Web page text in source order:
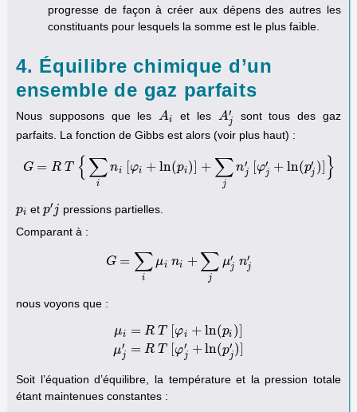
progresse de façon à créer aux dépens des autres les
constituants pour lesquels la somme est le plus faible.
4. Équilibre chimique d’un
ensemble de gaz parfaits
Nous supposons que les Ai
Ai et les A′
j
Aj′
sont tous des gaz
parfaits. La fonction de Gibbs est alors (voir plus haut) :
G = R T {∑
i
ni [φi + ln(pi) + ∑
j
n′
j φ′
j + ln(p′
j ) }
G =R T {∑ ini φi+ln(pi)]+ ∑jn [φ ′+ln pj′) }
pi
pi et p′j
p′j
pressions partielles.
Comparant à :
G = ∑
i
μi ni + ∑
j
μ′
j n′
j
G= ∑iμi ni+ ∑jμ j′
nous voyons que :
μi
μ′
j
= R T [φi + ln(pi )
= R T [φ′
j +ln(p′
j)
μ = [φi+ln( pi μ ′= R T [φ
Soit l’équation d’équilibre, la température et la pression totale
étant maintenues constantes :